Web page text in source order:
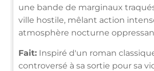
une bande de marginaux
ville hostile, mêlant action
atmosphère nocturne
Fait: Inspiré d'un roman
controversé à sa sortie pour sa